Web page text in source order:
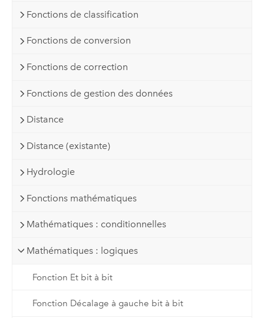
Fonctions de classification
Fonctions de conversion
Fonctions de correction
Fonctions de gestion des données
Distance
Distance (existante)
Hydrologie
Fonctions mathématiques
Mathématiques : conditionnelles
Mathématiques : logiques
Fonction Et bit à bit
Fonction Décalage à gauche bit à bit